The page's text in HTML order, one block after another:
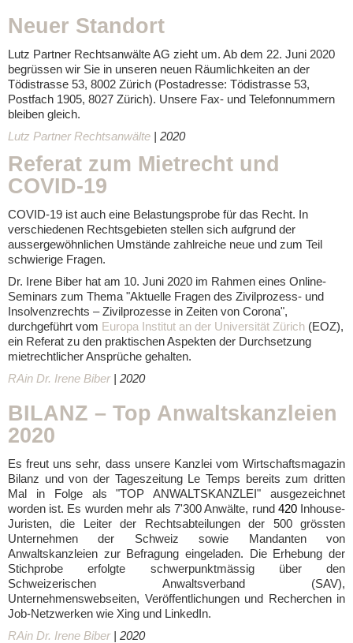
Neuer Standort
Lutz Partner Rechtsanwälte AG zieht um. Ab dem 22. Juni 2020
begrüssen wir Sie in unseren neuen Räumlichkeiten an der
Tödistrasse 53, 8002 Zürich (Postadresse: Tödistrasse 53,
Postfach 1905, 8027 Zürich). Unsere Fax- und Telefonnummern
bleiben gleich.
Lutz Partner Rechtsanwälte | 2020
Referat zum Mietrecht und
COVID-19
COVID-19 ist auch eine Belastungsprobe für das Recht. In
verschiedenen Rechtsgebieten stellen sich aufgrund der
aussergewöhnlichen Umstände zahlreiche neue und zum Teil
schwierige Fragen.
Dr. Irene Biber hat am 10. Juni 2020 im Rahmen eines Online-
Seminars zum Thema "Aktuelle Fragen des Zivilprozess- und
Insolvenzrechts – Zivilprozesse in Zeiten von Corona",
durchgeführt vom Europa Institut an der Universität Zürich (EOZ),
ein Referat zu den praktischen Aspekten der Durchsetzung
mietrechtlicher Ansprüche gehalten.
RAin Dr. Irene Biber| 2020
BILANZ – Top Anwaltskanzleien
2020
Es freut uns sehr, dass unsere Kanzlei vom Wirtschaftsmagazin
Bilanz und von der Tageszeitung Le Temps bereits zum dritten
Mal in Folge als "TOP ANWALTSKANZLEI" ausgezeichnet
worden ist. Es wurden mehr als 7'300 Anwälte, rund 420Inhouse-
Juristen, die Leiter der Rechtsabteilungen der 500 grössten
Unternehmen der Schweiz sowie Mandanten von
Anwaltskanzleien zur Befragung eingeladen. Die Erhebung der
Stichprobe erfolgte schwerpunktmässig über den
Schweizerischen Anwaltsverband (SAV),
Unternehmenswebseiten, Veröffentlichungen und Recherchen in
Job-Netzwerken wie Xing und LinkedIn.
RAin Dr. Irene Biber| 2020